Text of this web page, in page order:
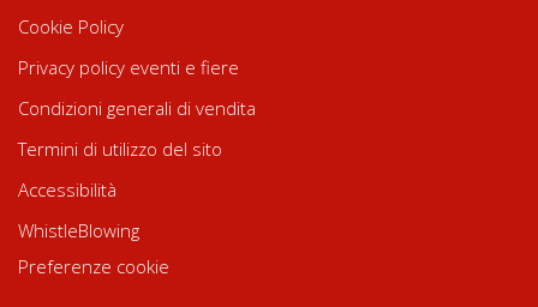
Cookie Policy
Privacy policy eventi e fiere
Condizioni generali di vendita
Termini di utilizzo del sito
Accessibilità
WhistleBlowing
Preferenze cookie